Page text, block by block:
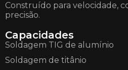
Construído para velocidade,
precisão.
Capacidades
Soldagem TIG de alumínio
Soldagem de titânio